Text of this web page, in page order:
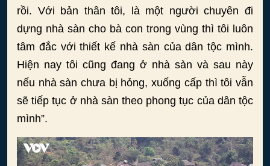
rồi. Với bản thân tôi, là một người chuyên đi
dựng nhà sàn cho bà con trong vùng thì tôi luôn
tâm đắc với thiết kế nhà sàn của dân tộc mình.
Hiện nay tôi cũng đang ở nhà sàn và sau này
nếu nhà sàn chưa bị hỏng, xuống cấp thì tôi vẫn
sẽ tiếp tục ở nhà sàn theo phong tục của dân tộc
mình”.